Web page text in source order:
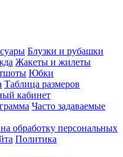
Блузки и рубашки
Жакеты и жилеты
Юбки
Таблица размеров
кабинет
Часто задаваемые
обработку персональных
Политика